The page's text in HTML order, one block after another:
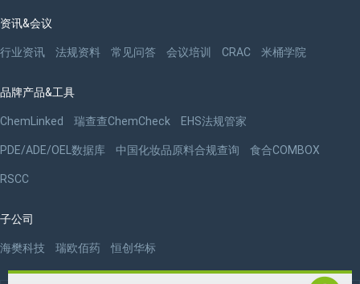
资讯&会议
行业资讯 法规资料 常见问答 会议培训 CRAC 米桶学院
品牌产品&工具
ChemLinked 瑞查查ChemCheck EHS法规管家
PDE/ADE/OEL数据库 中国化妆品原料合规查询 食合COMBOX
RSCC
子公司
海樊科技 瑞欧佰药 恒创华标